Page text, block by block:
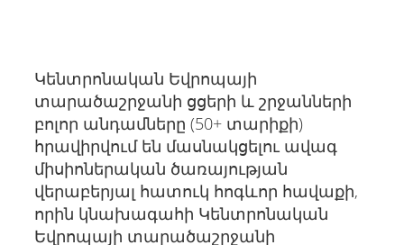
Կենտրոնական Եվրոպայի
տարածաշրջանի ցցերի և շրջանների
բոլոր անդամները (50+ տարիքի)
հրավիրվում են մասնակցելու ավագ
միսիոներական ծառայության
վերաբերյալ հատուկ հոգևոր հավաքի,
որին կնախագահի Կենտրոնական
Եվրոպայի տարածաշրջանի